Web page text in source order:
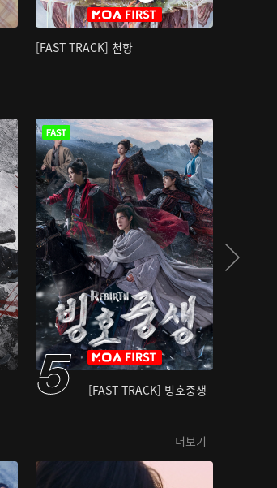
[FAST TRACK] 천향
[FAST TRACK] 빙호중생
더보기